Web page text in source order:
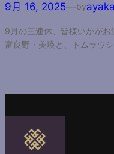
9月 16, 2025—by
9月の三連休、皆様いかが
富良野・美瑛と、トムラウ